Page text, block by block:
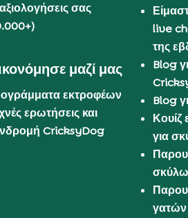
σας
μαζί μας
εκτροφέων
ερωτήσεις και
CricksyDog
live
της
Blog
Blog
Κουίζ
για
γατών